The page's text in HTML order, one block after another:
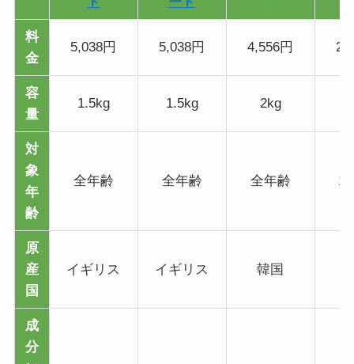
料
金
5,038円 5,038円 4,556円
容
量
1.5kg 1.5kg 2kg
対
象
年
齢
全年齢 全年齢 全年齢 1
原
産
国
イギリス イギリス 韓国
成
分